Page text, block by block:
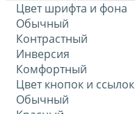
Цвет шрифта и фона
Обычный
Контрастный
Инверсия
Комфортный
Цвет кнопок и ссылок
Обычный